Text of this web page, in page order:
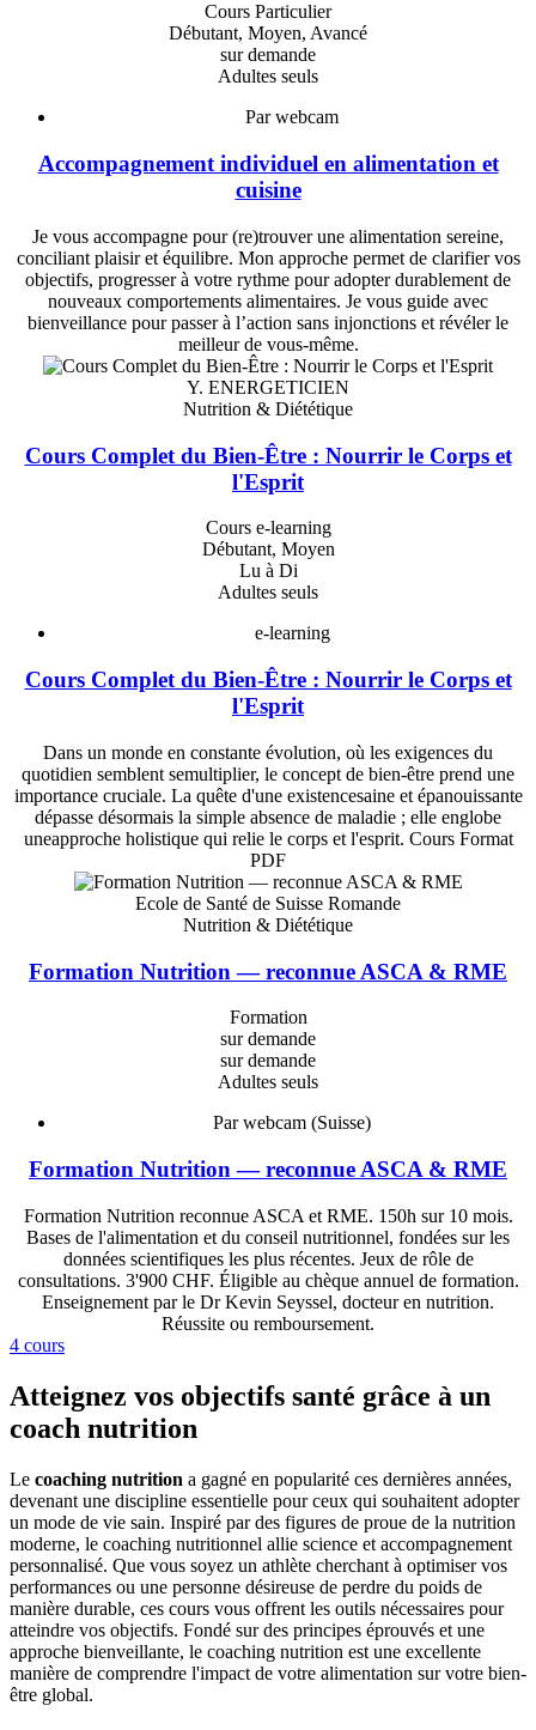
Cours Particulier
Débutant, Moyen, Avancé
sur demande
Adultes seuls
Par webcam
Accompagnement individuel en alimentation et
cuisine
Je vous accompagne pour (re)trouver une alimentation sereine,
conciliant plaisir et équilibre. Mon approche permet de clarifier vos
objectifs, progresser à votre rythme pour adopter durablement de
nouveaux comportements alimentaires. Je vous guide avec
bienveillance pour passer à l’action sans injonctions et révéler le
meilleur de vous-même.
Y. ENERGETICIEN
Nutrition & Diététique
Cours Complet du Bien-Être : Nourrir le Corps et
l'Esprit
Cours e-learning
Débutant, Moyen
Lu à Di
Adultes seuls
e-learning
Cours Complet du Bien-Être : Nourrir le Corps et
l'Esprit
Dans un monde en constante évolution, où les exigences du
quotidien semblent semultiplier, le concept de bien-être prend une
importance cruciale. La quête d'une existencesaine et épanouissante
dépasse désormais la simple absence de maladie ; elle englobe
uneapproche holistique qui relie le corps et l'esprit. Cours Format
PDF
Ecole de Santé de Suisse Romande
Nutrition & Diététique
Formation Nutrition — reconnue ASCA & RME
Formation
sur demande
sur demande
Adultes seuls
Par webcam (Suisse)
Formation Nutrition — reconnue ASCA & RME
Formation Nutrition reconnue ASCA et RME. 150h sur 10 mois.
Bases de l'alimentation et du conseil nutritionnel, fondées sur les
données scientifiques les plus récentes. Jeux de rôle de
consultations. 3'900 CHF. Éligible au chèque annuel de formation.
Enseignement par le Dr Kevin Seyssel, docteur en nutrition.
Réussite ou remboursement.
4 cours
Atteignez vos objectifs santé grâce à un
coach nutrition
Le coaching nutrition a gagné en popularité ces dernières années,
devenant une discipline essentielle pour ceux qui souhaitent adopter
un mode de vie sain. Inspiré par des figures de proue de la nutrition
moderne, le coaching nutritionnel allie science et accompagnement
personnalisé. Que vous soyez un athlète cherchant à optimiser vos
performances ou une personne désireuse de perdre du poids de
manière durable, ces cours vous offrent les outils nécessaires pour
atteindre vos objectifs. Fondé sur des principes éprouvés et une
approche bienveillante, le coaching nutrition est une excellente
manière de comprendre l'impact de votre alimentation sur votre bien-
être global.